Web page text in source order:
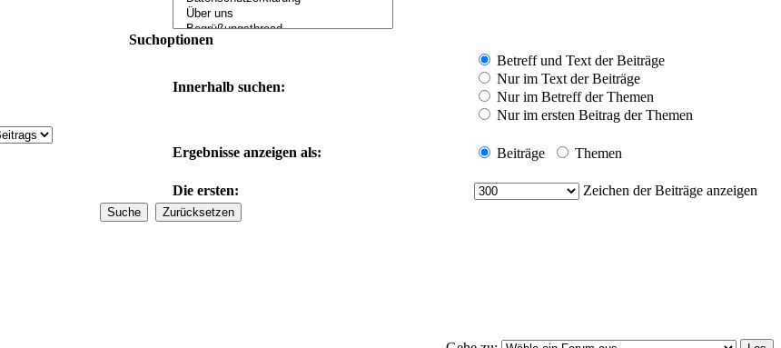
Suchoptionen
Innerhalb suchen:
Betreff und Text der Beiträge
Nur im Text der Beiträge
Nur im Betreff der Themen
Nur im ersten Beitrag der Themen
Ergebnisse anzeigen als: Beiträge Themen
Die ersten: Zeichen der Beiträge anzeigen